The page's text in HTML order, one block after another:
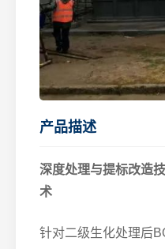
产品描述
深度处理与提标改造
术
针对二级生化处理后